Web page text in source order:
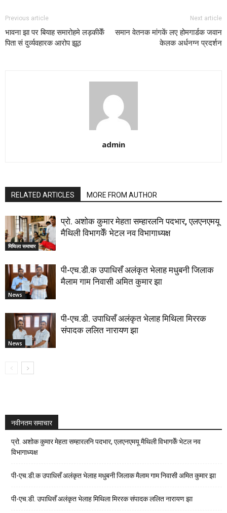
Previous article
भावना झा पर बियाह समारोहमे लड़कीकेँ
पिता सं दुर्व्यवहारक आरोप झूठ
Next article
समान वेतनक मांगकें लए होमगार्डक जवान
केलक अर्धनग्न प्रदर्शन
admin
RELATED ARTICLES MORE FROM AUTHOR
मिथिला समाचार
प्रो. अशोक कुमार मेहता सम्हारलनि पदभार, एलएनएमयू
मैथिली विभागकेँ भेटल नव विभागाध्यक्ष
News
पी-एच.डी.क उपाधिसँ अलंकृत भेलाह मधुबनी जिलाक
मैलाम गाम निवासी अमित कुमार झा
News
पी-एच.डी. उपाधिसँ अलंकृत भेलाह मिथिला मिररक
संपादक ललित नारायण झा
नवीनतम समाचार
प्रो. अशोक कुमार मेहता सम्हारलनि पदभार, एलएनएमयू मैथिली विभागकेँ भेटल नव
विभागाध्यक्ष
पी-एच.डी.क उपाधिसँ अलंकृत भेलाह मधुबनी जिलाक मैलाम गाम निवासी अमित कुमार झा
पी-एच.डी. उपाधिसँ अलंकृत भेलाह मिथिला मिररक संपादक ललित नारायण झा